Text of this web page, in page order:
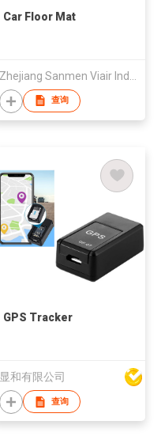
Car Floor Mat
查询
GPS Tracker
显和有限公司
查询